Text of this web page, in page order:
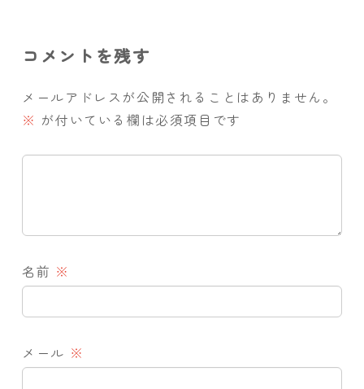
コメントを残す
メールアドレスが公開されることはありません。
※ が付いている欄は必須項目です
名前 ※
メール ※